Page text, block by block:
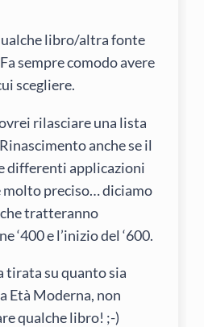
libro/altra fonte
sempre comodo avere
scegliere.
rilasciare una lista
anche se il
differenti applicazioni
molto preciso… diciamo
tratteranno
‘400 e l’inizio del ‘600.
tirata su quanto sia
Età Moderna, non
qualche libro! ;-)